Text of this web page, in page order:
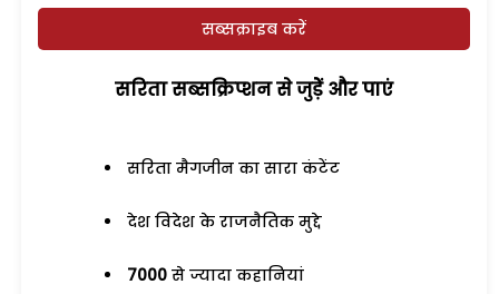
सब्सक्राइब करें
सरिता सब्सक्रिप्शन से जुड़ेें और पाएं
सरिता मैगजीन का सारा कंटेंट
देश विदेश के राजनैतिक मुद्दे
7000 से ज्यादा कहानियां